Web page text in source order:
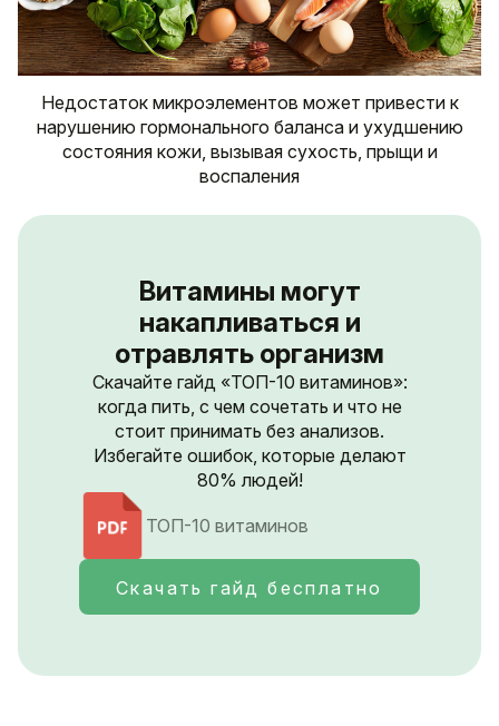
Недостаток микроэлементов может привести к
нарушению гормонального баланса и ухудшению
состояния кожи, вызывая сухость, прыщи и
воспаления
Витамины могут
накапливаться и
отравлять организм
Скачайте гайд «ТОП-10 витаминов»:
когда пить, с чем сочетать и что не
стоит принимать без анализов.
Избегайте ошибок, которые делают
80% людей!
ТОП-10 витаминов
Скачать гайд бесплатно